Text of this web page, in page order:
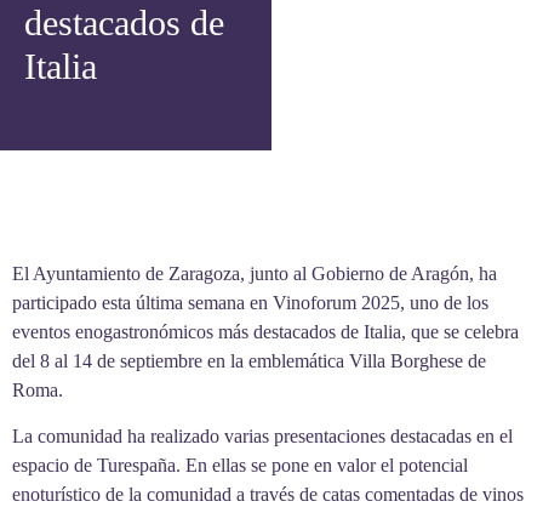
destacados de
Italia
El Ayuntamiento de Zaragoza, junto al Gobierno de Aragón, ha
participado esta última semana en Vinoforum 2025, uno de los
eventos enogastronómicos más destacados de Italia, que se celebra
del 8 al 14 de septiembre en la emblemática Villa Borghese de
Roma.
La comunidad ha realizado varias presentaciones destacadas en el
espacio de Turespaña. En ellas se pone en valor el potencial
enoturístico de la comunidad a través de catas comentadas de vinos